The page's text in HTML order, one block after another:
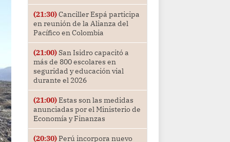
(21:30)Canciller Espá participa
en reunión de la Alianza del
Pacífico en Colombia
(21:00)San Isidro capacitó a
más de 800 escolares en
seguridad y educación vial
durante el 2026
(21:00)Estas son las medidas
anunciadas por el Ministerio de
Economía y Finanzas
(20:30)Perú incorpora nuevo